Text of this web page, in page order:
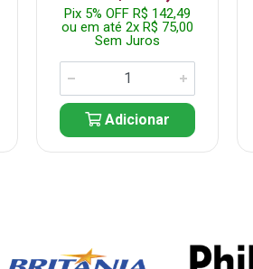
Pix 5% OFF R$ 142,49
ou em até 2x R$ 75,00
Sem Juros
Adicionar